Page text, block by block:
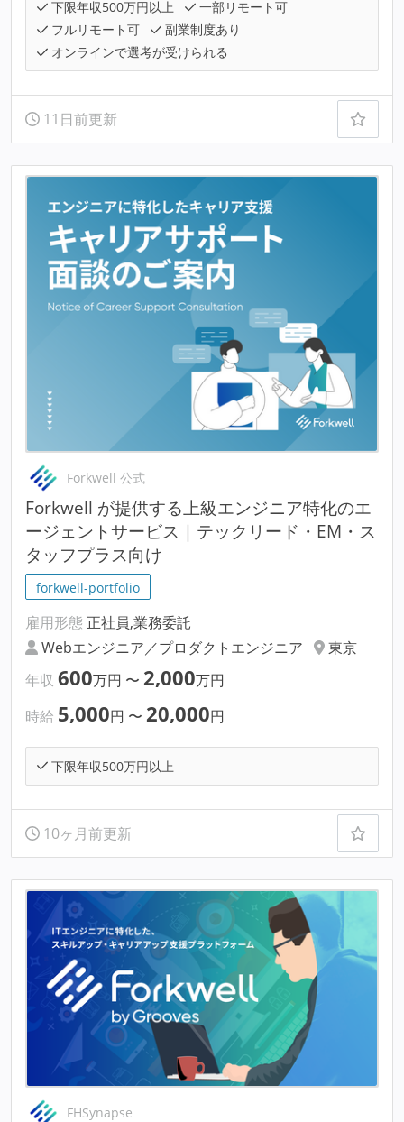
下限年収500万円以上
一部リモート可
フルリモート可
副業制度あり
オンラインで選考が受けられる
11日前更新
Forkwell 公式
Forkwell が提供する上級エンジニア特化のエ
ージェントサービス｜テックリード・EM・ス
タッフプラス向け
forkwell-portfolio
雇用形態 正社員,業務委託
Webエンジニア／プロダクトエンジニア
東京
年収 600万円 〜 2,000万円
時給 5,000円 〜 20,000円
下限年収500万円以上
10ヶ月前更新
FHSynapse